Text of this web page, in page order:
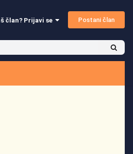
član? Prijavi se Postani član